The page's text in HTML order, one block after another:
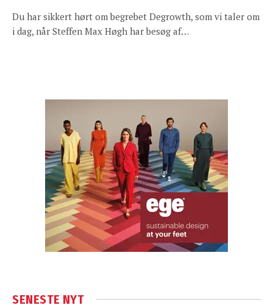
Du har sikkert hørt om begrebet Degrowth, som vi taler om
i dag, når Steffen Max Høgh har besøg af…
SENESTE NYT